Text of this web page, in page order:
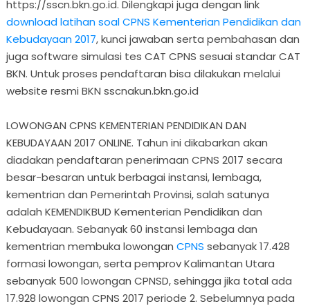
https://sscn.bkn.go.id. Dilengkapi juga dengan link
download latihan soal CPNS Kementerian Pendidikan dan
Kebudayaan 2017, kunci jawaban serta pembahasan dan
juga software simulasi tes CAT CPNS sesuai standar CAT
BKN. Untuk proses pendaftaran bisa dilakukan melalui
website resmi BKN sscnakun.bkn.go.id
LOWONGAN CPNS KEMENTERIAN PENDIDIKAN DAN
KEBUDAYAAN 2017 ONLINE. Tahun ini dikabarkan akan
diadakan pendaftaran penerimaan CPNS 2017 secara
besar-besaran untuk berbagai instansi, lembaga,
kementrian dan Pemerintah Provinsi, salah satunya
adalah KEMENDIKBUD Kementerian Pendidikan dan
Kebudayaan. Sebanyak 60 instansi lembaga dan
kementrian membuka lowongan CPNS sebanyak 17.428
formasi lowongan, serta pemprov Kalimantan Utara
sebanyak 500 lowongan CPNSD, sehingga jika total ada
17.928 lowongan CPNS 2017 periode 2. Sebelumnya pada